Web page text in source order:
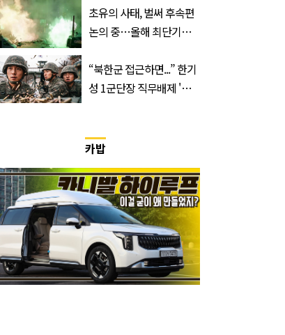
‘거장’
초유의 사태, 벌써 후속편
논의 중…올해 최단기간
정체
“북한군 접근하면...” 한기
성 1군단장 직무배제 '사
카밥